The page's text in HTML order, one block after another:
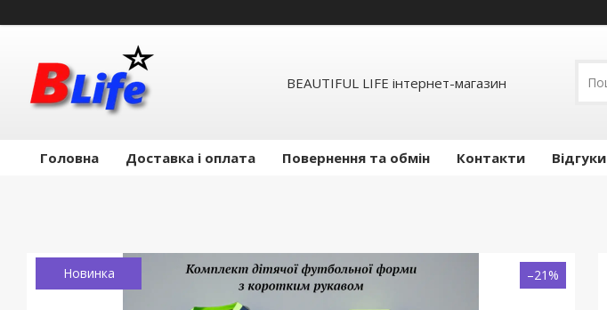
BEAUTIFUL LIFE інтернет-магазин
Головна Доставка і оплата Повернення та обмін Контакти Відгуки
Новинка –21%